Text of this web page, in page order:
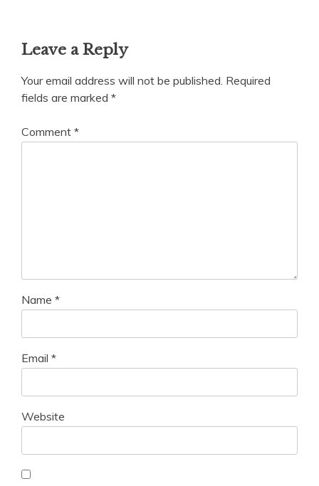
Leave a Reply
Your email address will not be published. Required
fields are marked *
Comment *
Name *
Email *
Website